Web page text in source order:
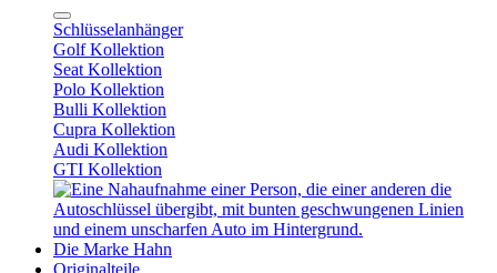
Schlüsselanhänger
Golf Kollektion
Seat Kollektion
Polo Kollektion
Bulli Kollektion
Cupra Kollektion
Audi Kollektion
GTI Kollektion
Die Marke Hahn
Originalteile